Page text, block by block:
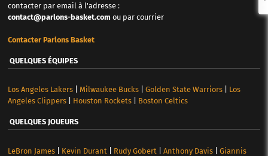
contacter par email à l'adresse :
contact@parlons-basket.com ou par courrier
Contacter Parlons Basket
QUELQUES ÉQUIPES
Los Angeles Lakers| Milwaukee Bucks| Golden State Warriors| Los
Angeles Clippers| Houston Rockets| Boston Celtics
QUELQUES JOUEURS
LeBron James| Kevin Durant Rudy Gobert Anthony Davis| Giannis